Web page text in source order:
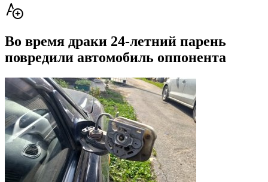
Во время драки 24-летний парень
повредили автомобиль оппонента